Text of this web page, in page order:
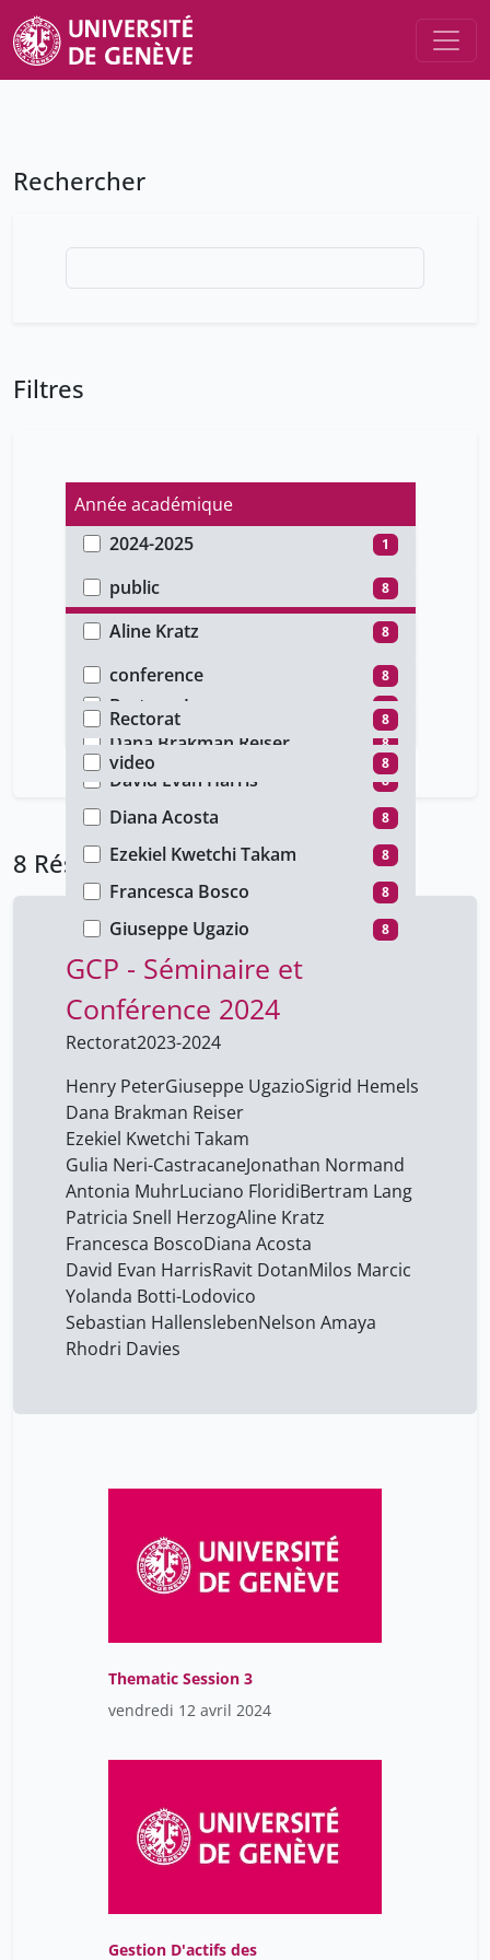
Rechercher
Filtres
Année académique
2024-2025
1
2023-2024 7
Type d'accès
public
8
Auteur
Aline Kratz
8
Antonia Muhr 8
Bertram Lang 8
Dana Brakman Reiser 8
David Evan Harris 8
Diana Acosta 8
Ezekiel Kwetchi Takam 8
Francesca Bosco 8
Giuseppe Ugazio 8
Gulia Neri-Castracane
Henry Peter
Jonathan Normand
Luciano Floridi
Milos Marcic
Nelson Amaya
Patricia Snell Herzog 8
Ravit Dotan
Rhodri Davies 8
Sebastian Hallensleben
Sigrid Hemels
Type de document
conference
8
Faculté
Rectorat
8
Type de média
video
8
8 Résultats
GCP - Séminaire et
Conférence 2024
Rectorat2023-2024
Henry PeterGiuseppe UgazioSigrid Hemels
Dana Brakman Reiser
Ezekiel Kwetchi Takam
Gulia Neri-CastracaneJonathan Normand
Antonia MuhrLuciano FloridiBertram Lang
Patricia Snell HerzogAline Kratz
Francesca BoscoDiana Acosta
David Evan HarrisRavit DotanMilos Marcic
Yolanda Botti-Lodovico
Sebastian HallenslebenNelson Amaya
Rhodri Davies
Thematic Session 3
vendredi 12 avril 2024
Gestion D'actifs des